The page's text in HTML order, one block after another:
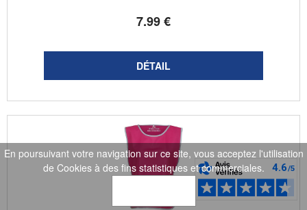
7.99€
En poursuivant votre navigation sur ce site, vous acceptez l'utilisation
de Cookies à des fins statistiques et commerciales.